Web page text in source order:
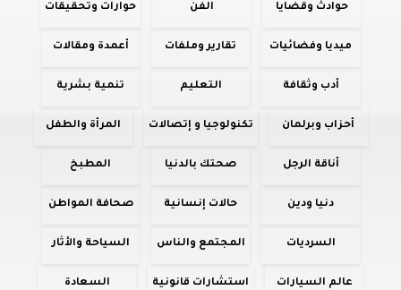
حوادث وقضايا الفن حوارات وتحقيقات
ميديا وفضائيات تقارير وملفات أعمدة ومقالات
أدب وثقافة التعليم تنمية بشرية
أحزاب وبرلمان تكنولوجيا و إتصالات المرأة والطفل
أناقة الرجل صحتك بالدنيا المطبخ
دنيا ودين حالات إنسانية صحافة المواطن
السرديات المجتمع والناس السياحة والأثار
عالم السيارات استشارات قانونية السعادة